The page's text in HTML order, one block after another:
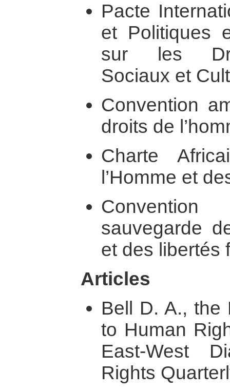
Pacte
et Politiques
sur les
Sociaux et
Convention
droits de
Charte
l’Homme et
sauvegarde
et des libertés
Articles
Bell D. A., the
to Human
East-West
Rights